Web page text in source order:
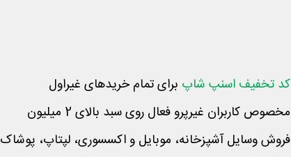
کد تخفیف اسنپ شاپ برای تمام خریدهای غیراول
مخصوص کاربران غیرپرو فعال روی سبد بالای 2 میلیون
فروش وسایل آشپزخانه، موبایل و اکسسوری، لپتاپ، پوشاک